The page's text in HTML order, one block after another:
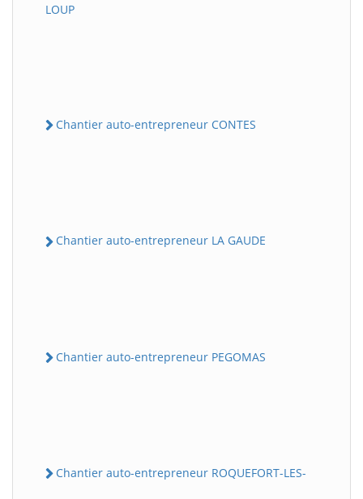
LOUP
Chantier auto-entrepreneur CONTES
Chantier auto-entrepreneur LA GAUDE
Chantier auto-entrepreneur PEGOMAS
Chantier auto-entrepreneur ROQUEFORT-LES-